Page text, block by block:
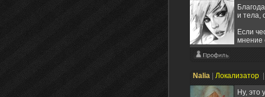
и тела,
Если
мнение
Nalia Локализатор
Ну, это